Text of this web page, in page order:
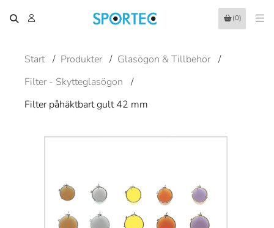
(0)
Start / Produkter / Glasögon & Tillbehör /
Filter - Skytteglasögon
/
Filter påhäktbart gult 42 mm